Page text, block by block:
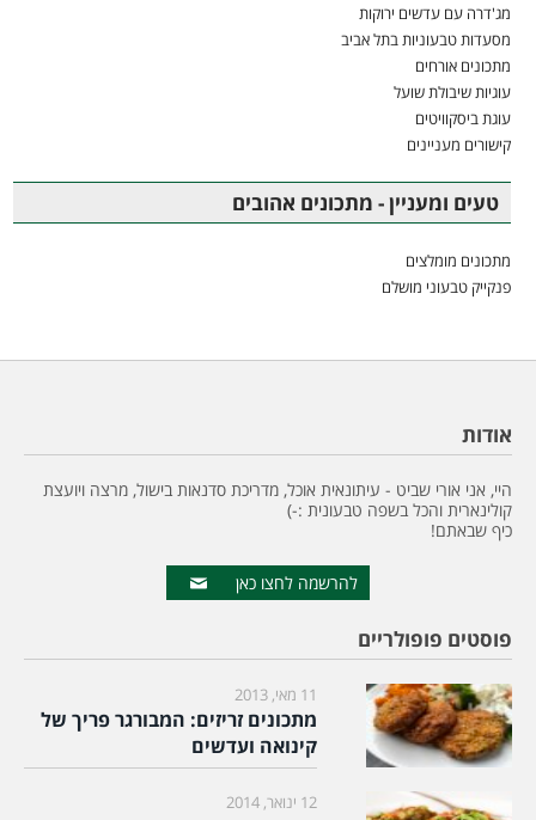
מג'דרה עם עדשים ירוקות
מסעדות טבעוניות בתל אביב
מתכונים אורחים
עוגיות שיבולת שועל
עוגת ביסקוויטים
קישורים מעניינים
טעים ומעניין - מתכונים אהובים
מתכונים מומלצים
פנקייק טבעוני מושלם
אודות
היי, אני אורי שביט - עיתונאית אוכל, מדריכת סדנאות בישול, מרצה ויועצת
קולינארית והכל בשפה טבעונית :-)
כיף שבאתם!
להרשמה לחצו כאן
פוסטים פופולריים
11 מאי, 2013
מתכונים זריזים: המבורגר פריך של
קינואה ועדשים
12 ינואר, 2014